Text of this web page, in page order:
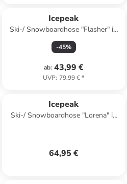
Icepeak
Ski-/ Snowboardhose "Flasher" in
Dunkelblau
-45%
ab: 43,99 €
UVP: 79,99 €*
Icepeak
Ski-/ Snowboardhose "Lorena" in
64,95 €